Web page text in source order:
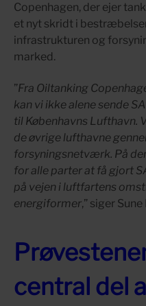
Copenhagen, der ejer
et nyt skridt i
infrastrukturen og
marked.
”Fra Oiltanking
kan vi ikke alene sende
til Københavns Lufthavn.
de øvrige lufthavne
forsyningsnetværk. På
for alle parter at få gjort
på vejen i luftfartens
energiformer,” siger
central del